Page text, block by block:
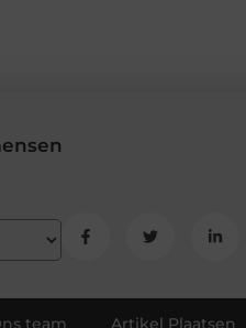
team Artikel Plaatsen